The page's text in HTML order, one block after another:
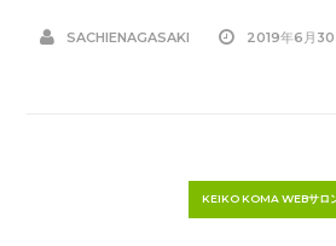
SACHIENAGASAKI 2019年6月30
KEIKO KOMA WEBサロ